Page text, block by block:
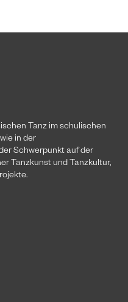
Tanz im schulischen
in der
Schwerpunkt auf der
Tanzkunst und Tanzkultur,